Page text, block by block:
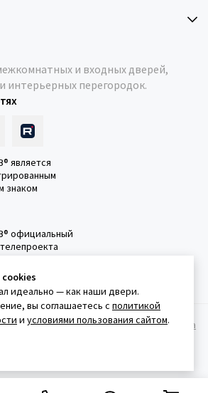
и входных дверей,
интерьерных перегородок.
является
знаком
официальный
Карта сайта Публичная оферта Политика
идеально — как наши двери.
вы соглашаетесь с политикой
и условиями пользования сайтом.